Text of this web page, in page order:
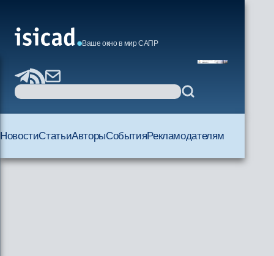
Ваше окно в мир САПР
НовостиСтатьиАвторыСобытияРекламодателям